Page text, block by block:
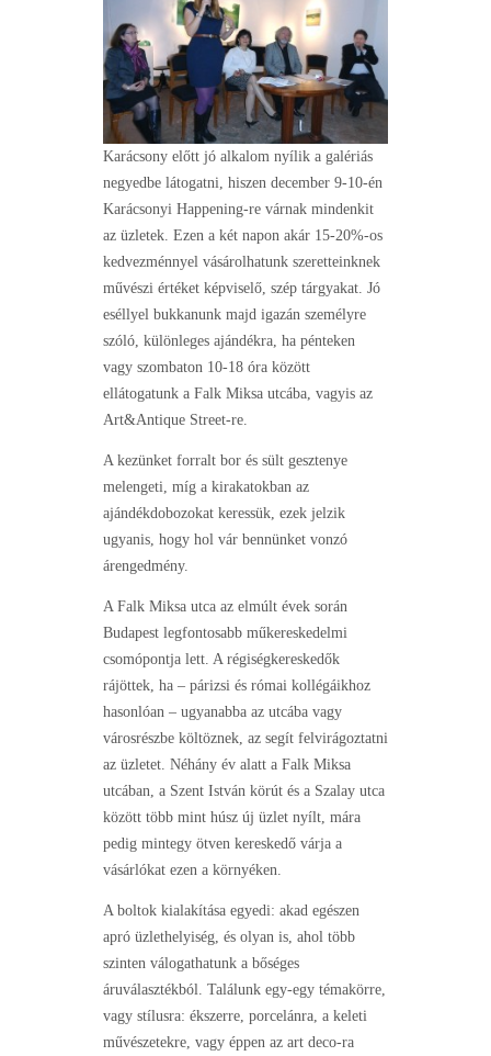
Karácsony előtt jó alkalom nyílik a galériás
negyedbe látogatni, hiszen december 9-10-én
Karácsonyi Happening-re várnak mindenkit
az üzletek. Ezen a két napon akár 15-20%-os
kedvezménnyel vásárolhatunk szeretteinknek
művészi értéket képviselő, szép tárgyakat. Jó
eséllyel bukkanunk majd igazán személyre
szóló, különleges ajándékra, ha pénteken
vagy szombaton 10-18 óra között
ellátogatunk a Falk Miksa utcába, vagyis az
Art&Antique Street-re.
A kezünket forralt bor és sült gesztenye
melengeti, míg a kirakatokban az
ajándékdobozokat keressük, ezek jelzik
ugyanis, hogy hol vár bennünket vonzó
árengedmény.
A Falk Miksa utca az elmúlt évek során
Budapest legfontosabb műkereskedelmi
csomópontja lett. A régiségkereskedők
rájöttek, ha – párizsi és római kollégáikhoz
hasonlóan – ugyanabba az utcába vagy
városrészbe költöznek, az segít felvirágoztatni
az üzletet. Néhány év alatt a Falk Miksa
utcában, a Szent István körút és a Szalay utca
között több mint húsz új üzlet nyílt, mára
pedig mintegy ötven kereskedő várja a
vásárlókat ezen a környéken.
A boltok kialakítása egyedi: akad egészen
apró üzlethelyiség, és olyan is, ahol több
szinten válogathatunk a bőséges
áruválasztékból. Találunk egy-egy témakörre,
vagy stílusra: ékszerre, porcelánra, a keleti
művészetekre, vagy éppen az art deco-ra